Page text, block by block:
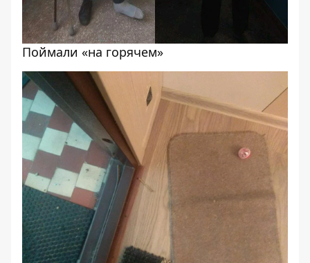
Поймали «на горячем»